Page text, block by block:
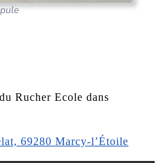
Rucher Ecole dans
69280 Marcy-l’Étoile